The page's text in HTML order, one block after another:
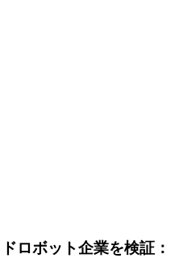
ロボット企業を検証：